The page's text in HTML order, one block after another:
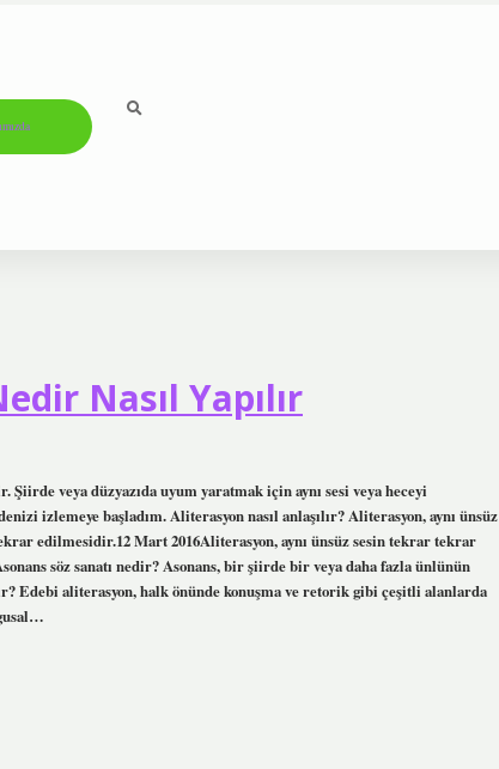
Nasıl Yapılır
veya düzyazıda uyum yaratmak için aynı sesi veya heceyi
izlemeye başladım. Aliterasyon nasıl anlaşılır? Aliterasyon, aynı ünsüz
edilmesidir.12 Mart 2016Aliterasyon, aynı ünsüz sesin tekrar tekrar
söz sanatı nedir? Asonans, bir şiirde bir veya daha fazla ünlünün
Edebi aliterasyon, halk önünde konuşma ve retorik gibi çeşitli alanlarda